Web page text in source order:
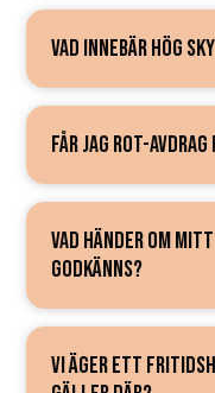
VAD INNEBÄR HÖG
FÅR JAG ROT-
VAD HÄNDER OM
GODKÄNNS?
VI ÄGER ETT